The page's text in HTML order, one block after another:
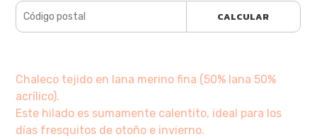
CALCULAR
Chaleco tejido en lana merino fina (50% lana 50%
acrílico).
Este hilado es sumamente calentito, ideal para los
días fresquitos de otoño e invierno.